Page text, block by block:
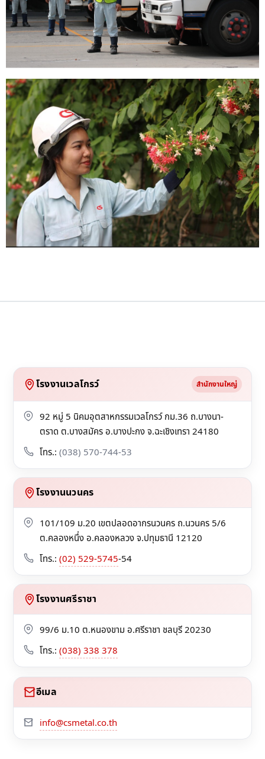
โรงงานเวลโกรว์ สำนักงานใหญ่
92 หมู่ 5 นิคมอุตสาหกรรมเวลโกรว์ กม.36 ถ.บางนา-
ตราด ต.บางสมัคร อ.บางปะกง จ.ฉะเชิงเทรา 24180
โทร.: (038) 570-744-53
โรงงานนวนคร
101/109 ม.20 เขตปลอดอากรนวนคร ถ.นวนคร 5/6
ต.คลองหนึ่ง อ.คลองหลวง จ.ปทุมธานี 12120
โทร.: (02) 529-5745-54
โรงงานศรีราชา
99/6 ม.10 ต.หนองขาม อ.ศรีราชา ชลบุรี 20230
โทร.: (038) 338 378
อีเมล
info@csmetal.co.th